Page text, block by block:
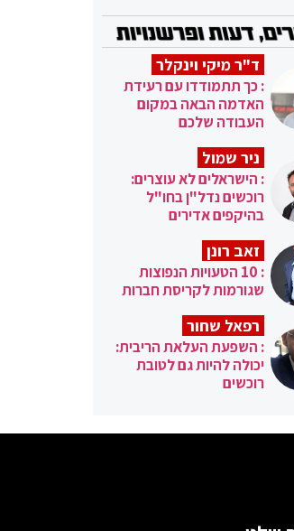
ד"ר מיקי וינקלר
: כך תתמודדו עם רעידת
האדמה הבאה במקום
העבודה שלכם
ניר שמול
: הישראלים לא עוצרים:
רוכשים נדל"ן בחו"ל
בהיקפים אדירים
זאב רונן
: 10 הטעויות הנפוצות
שגורמות לקריסת חברות
רפאל שחור
: השפעת העלאת הריבית:
יכולה להיות גם לטובת
רוכשים